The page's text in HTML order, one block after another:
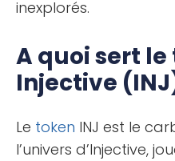
inexplorés.
A quoi sert
Injective
Le token INJ est le
l’univers d’Injective,